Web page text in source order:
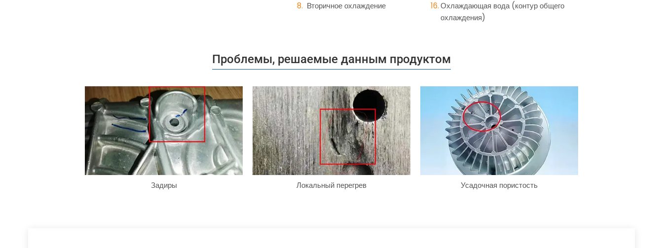
Вторичное охлаждение
Охлаждающая вода (контур общего
охлаждения)
Проблемы, решаемые данным продуктом
Задиры Локальный перегрев Усадочная пористость